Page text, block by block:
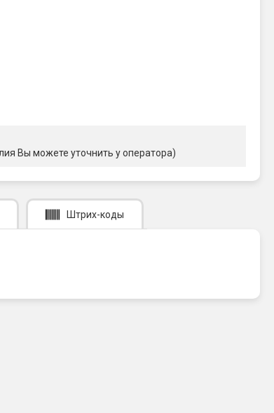
Вы можете уточнить у оператора)
Штрих-коды